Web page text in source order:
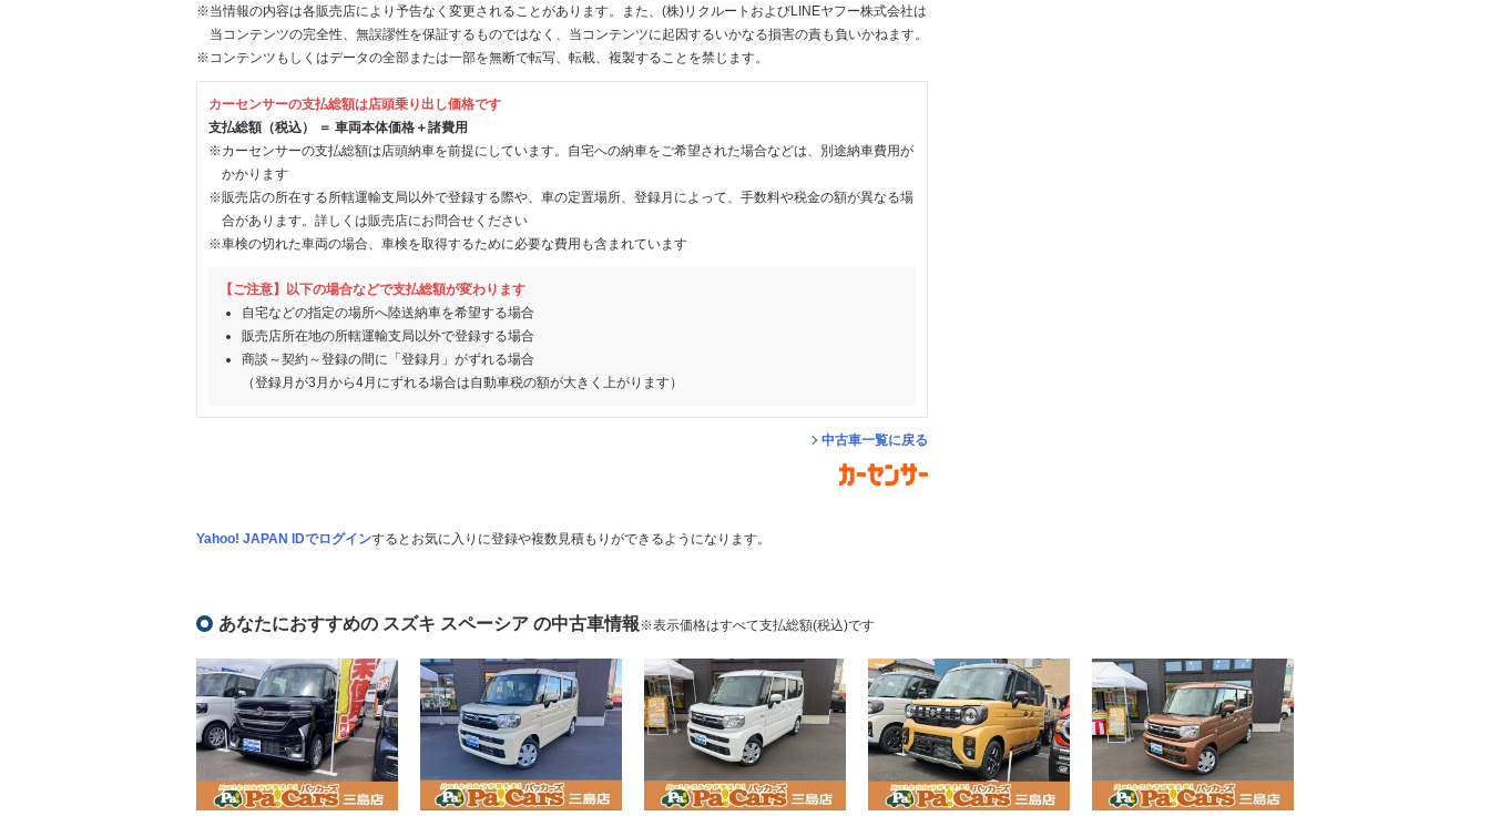
※当情報の内容は各販売店により予告なく変更されることがあります。また、(株)リクルートおよびLINEヤフー株式会社は
当コンテンツの完全性、無誤謬性を保証するものではなく、当コンテンツに起因するいかなる損害の責も負いかねます。
※コンテンツもしくはデータの全部または一部を無断で転写、転載、複製することを禁じます。
カーセンサーの支払総額は店頭乗り出し価格です
支払総額（税込） ＝ 車両本体価格＋諸費用
※カーセンサーの支払総額は店頭納車を前提にしています。自宅への納車をご希望された場合などは、別途納車費用が
かかります
※販売店の所在する所轄運輸支局以外で登録する際や、車の定置場所、登録月によって、手数料や税金の額が異なる場
合があります。詳しくは販売店にお問合せください
※車検の切れた車両の場合、車検を取得するために必要な費用も含まれています
【ご注意】以下の場合などで支払総額が変わります
自宅などの指定の場所へ陸送納車を希望する場合
販売店所在地の所轄運輸支局以外で登録する場合
商談～契約～登録の間に「登録月」がずれる場合
（登録月が3月から4月にずれる場合は自動車税の額が大きく上がります）
中古車一覧に戻る
Yahoo! JAPAN IDでログインするとお気に入りに登録や複数見積もりができるようになります。
あなたにおすすめの スズキ スペーシア の中古車情報※表示価格はすべて支払総額(税込)です